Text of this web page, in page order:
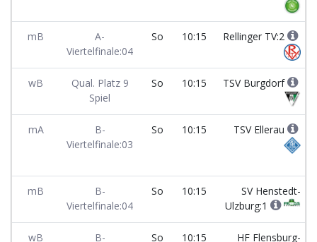
mB
A-
Viertelfinale:04
So 10:15 Rellinger TV:2
wB
Qual. Platz 9
Spiel
So 10:15 TSV Burgdorf
mA
B-
Viertelfinale:03
So 10:15 TSV Ellerau
mB
B-
Viertelfinale:04
So 10:15
SV Henstedt-
Ulzburg:1
wB
B-
So 10:15
HF Flensburg-